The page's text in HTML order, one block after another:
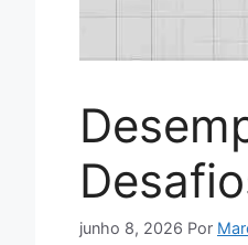
junho 8, 2026 Por